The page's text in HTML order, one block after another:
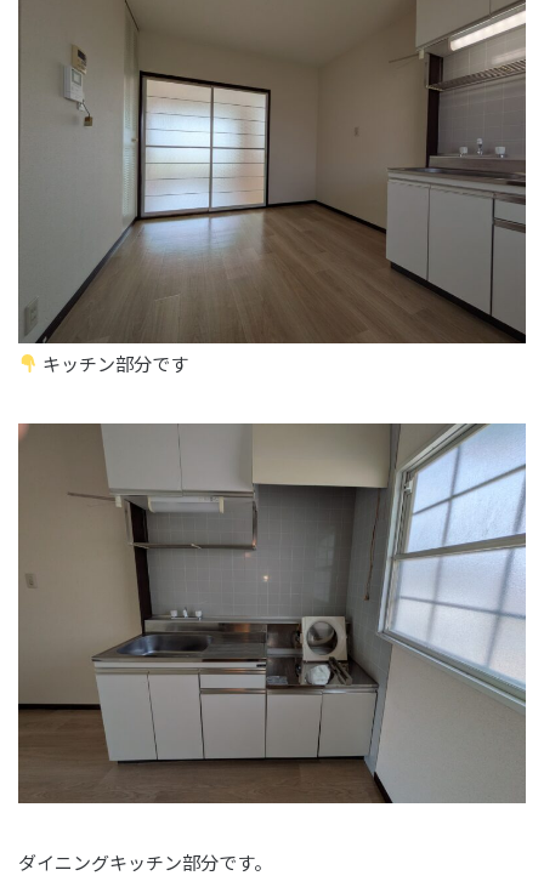
キッチン部分です
ダイニングキッチン部分です。